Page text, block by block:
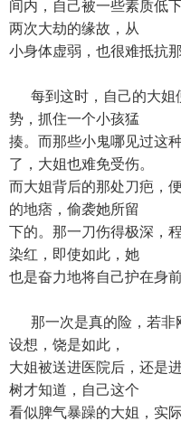
间内，自己被一些素质低
两次大劫的缘故，从
小身体虚弱，也很难抵抗
每到这时，自己的大姐
势，抓住一个小孩猛
揍。而那些小鬼哪见过这
了，大姐也难免受伤。
而大姐背后的那处刀疤，
的地痞，偷袭她所留
下的。那一刀伤得极深，
染红，即使如此，她
也是奋力地将自己护在身前
那一次是真的险，若非
设想，饶是如此，
大姐被送进医院后，还是
树才知道，自己这个
看似脾气暴躁的大姐，实